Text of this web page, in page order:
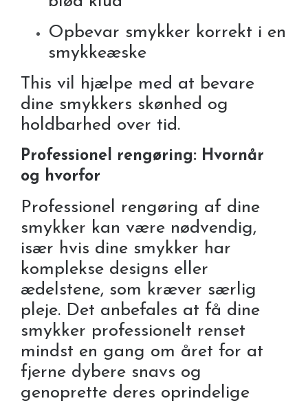
Opbevar smykker korrekt i en
smykkeæske
This vil hjælpe med at bevare
dine smykkers skønhed og
holdbarhed over tid.
Professionel rengøring: Hvornår
og hvorfor
Professionel rengøring af dine
smykker kan være nødvendig,
især hvis dine smykker har
komplekse designs eller
ædelstene, som kræver særlig
pleje. Det anbefales at få dine
smykker professionelt renset
mindst en gang om året for at
fjerne dybere snavs og
genoprette deres oprindelige